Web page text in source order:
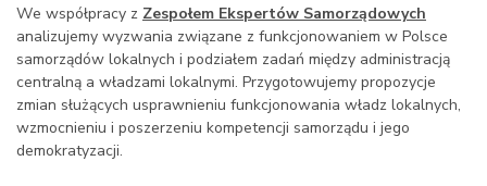
We współpracy z Zespołem Ekspertów Samorządowych
analizujemy wyzwania związane z funkcjonowaniem w Polsce
samorządów lokalnych i podziałem zadań między administracją
centralną a władzami lokalnymi. Przygotowujemy propozycje
zmian służących usprawnieniu funkcjonowania władz lokalnych,
wzmocnieniu i poszerzeniu kompetencji samorządu i jego
demokratyzacji.